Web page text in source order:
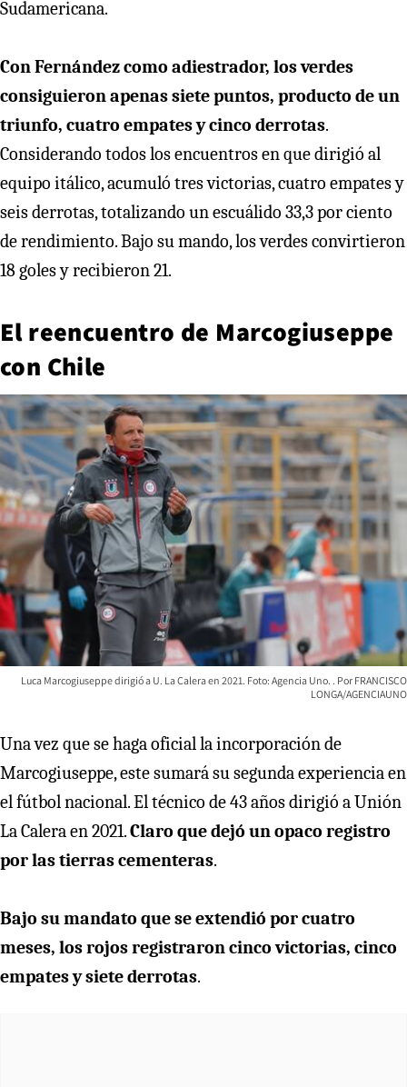
Sudamericana.
Con Fernández como adiestrador, los verdes
consiguieron apenas siete puntos, producto de un
triunfo, cuatro empates y cinco derrotas.
Considerando todos los encuentros en que dirigió al
equipo itálico, acumuló tres victorias, cuatro empates y
seis derrotas, totalizando un escuálido 33,3 por ciento
de rendimiento. Bajo su mando, los verdes convirtieron
18 goles y recibieron 21.
El reencuentro de Marcogiuseppe
con Chile
Luca Marcogiuseppe dirigió a U. La Calera en 2021. Foto: Agencia Uno.
FRANCISCO
LONGA/AGENCIAUNO
Una vez que se haga oficial la incorporación de
Marcogiuseppe, este sumará su segunda experiencia en
el fútbol nacional. El técnico de 43 años dirigió a Unión
La Calera en 2021.Claro que dejó un opaco registro
por las tierras cementeras.
Bajo su mandato que se extendió por cuatro
meses, los rojos registraron cinco victorias, cinco
empates y siete derrotas.